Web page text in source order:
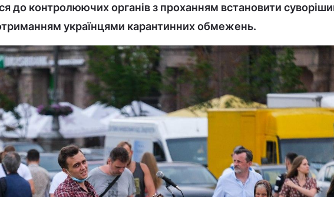
до контролюючих органів з проханням встановити
українцями карантинних обмежень.